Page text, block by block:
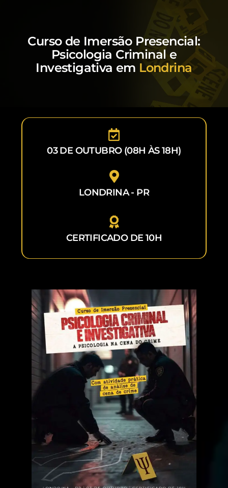
Curso de Imersão Presencial:
Psicologia Criminal e
Investigativa em Londrina
03 DE OUTUBRO (08H ÀS 18H)
LONDRINA - PR
CERTIFICADO DE 10H